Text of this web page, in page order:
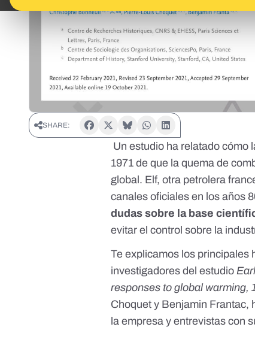
SHARE:
Unestudio ha relatado cómo
1971 de que la quema de
global. Elf, otra petrolera
canales oficiales en los años
dudas sobre la base
evitar el control sobre la
Te explicamos los principales
investigadores del estudio
responses to global warming,
Choquet y Benjamin Frantac,
la empresa y entrevistas con